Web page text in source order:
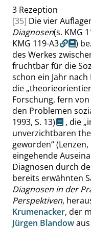
3 Rezeption
[35] Die vier
Diagnosen(s. KMG
KMG 119-A3
)
des Werkes
fruchtbar für die
schon ein Jahr
die „
Forschung, fern
den Problemen
1993, S. 13) , die „
unverzichtbaren
geworden“(Lenzen,
eingehende
Diagnosen durch
bereits erwähnten
Diagnosen in der
Perspektiven,
Krumenacker, der
Jürgen Blandow